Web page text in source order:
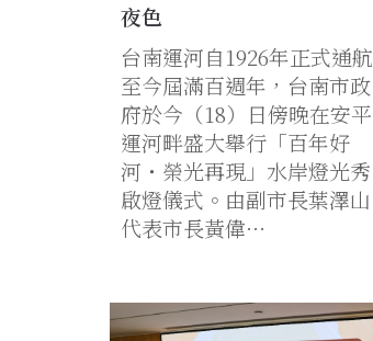
夜色
台南運河自1926年正式通航
至今屆滿百週年，台南市政
府於今（18）日傍晚在安平
運河畔盛大舉行「百年好
河・榮光再現」水岸燈光秀
啟燈儀式。由副市長葉澤山
代表市長黃偉…